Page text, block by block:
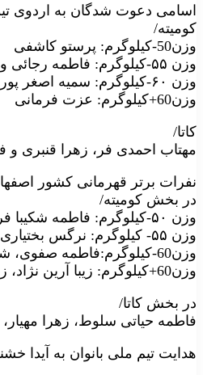
اسامی دعوت شدگان به اردوی
کومیته/
وزن50-کیلوگرم: پرستو کاشفی
وزن ۵۵-کیلوگرم: فاطمه رجائی و زهرا بنائی
وزن ۶۰-کیلوگرم: سمیه اصغر پور، فاطمه پری پور و فائزه قنبری
وزن60+کیلوگرم: عزت فرمانی
کاتا/
مهتاب احمدی فر، زهرا قنبری و
نفرات برتر قهرمانی کشور
در بخش کومیته/
وزن ۵۰-کیلوگرم: فاطمه شکیبا فر ،لیلا زارع ، فاطمه ناصر پور و ساجده احمدی
وزن ۵۵- کیلوگرم: نرگس بختیاری،سپیده اشجع، معصومه مشبک و زینب بلوچی
وزن60-کیلوگرم:فاطمه صفوی، شکیلا بلدان،صحرا کمری و پروین موسوی
وزن60+کیلوگرم: زیبا آرین نژاد، زهره شیخ مراد،آزاده پروین و زهره غلامی
در بخش کاتا/
فاطمه حیاتی سلوط، زهرا
هدایت تیم ملی بانوان به